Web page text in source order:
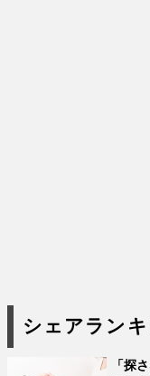
シェアラン
「探